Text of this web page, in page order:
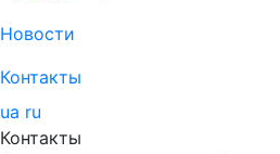
Новости
Контакты
ua ru
Контакты